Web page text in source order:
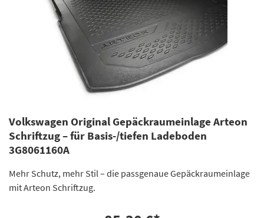
Volkswagen Original Gepäckraumeinlage Arteon
Schriftzug – für Basis-/tiefen Ladeboden
3G8061160A
Mehr Schutz, mehr Stil – die passgenaue Gepäckraumeinlage
mit Arteon Schriftzug.